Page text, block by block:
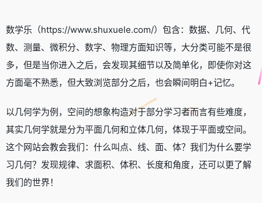
数学乐（https://www.shuxuele.com/）包含：数据、几何、代
数、测量、微积分、数字、物理方面知识等，大分类可能不是很
多，但是当你进入之后，会发现其细节以及简单化，即使你对这
方面毫不熟悉，但大致浏览部分之后，也会瞬间明白+记忆。
以几何学为例，空间的想象构造对于部分学习者而言有些难度，
其实几何学就是分为平面几何和立体几何，体现于平面或空间。
这个网站会教会我们：什么叫点、线、面、体？我们为什么要学
习几何？发现规律、求面积、体积、长度和角度，还可以更了解
我们的世界！